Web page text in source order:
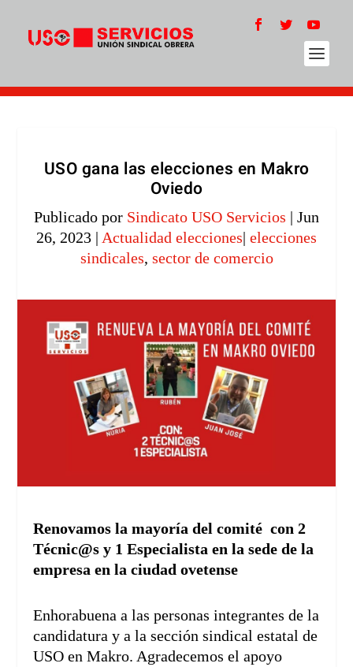
USO gana las elecciones en Makro
Oviedo
Publicado por Sindicato USO Servicios | Jun
26, 2023 | Actualidad elecciones| elecciones
sindicales, sector de comercio
Renovamos la mayoría del comité con 2
Técnic@s y 1 Especialista en la sede de la
empresa en la ciudad ovetense
Enhorabuena a las personas integrantes de la
candidatura y a la sección sindical estatal de
USO en Makro. Agradecemos el apoyo